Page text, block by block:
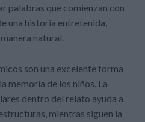
palabras que comienzan con
una historia entretenida,
natural.
son una excelente forma
memoria de los niños. La
dentro del relato ayuda a
mientras siguen la